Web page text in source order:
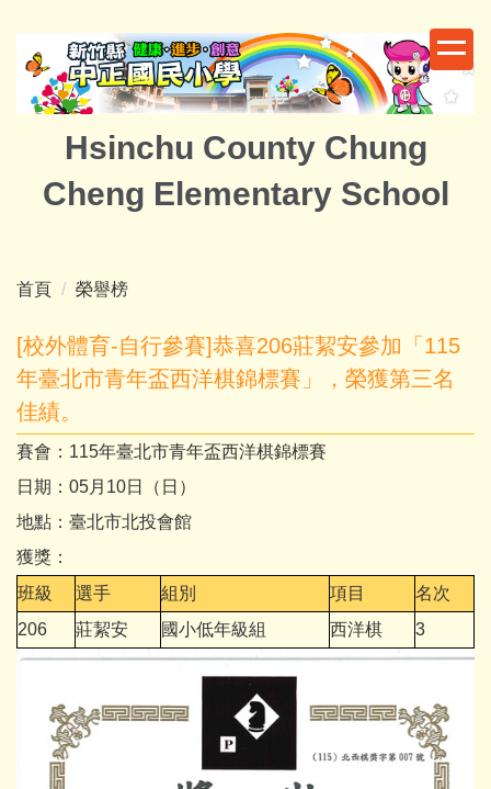
主
Hsinchu County Chung
Cheng Elementary School
首頁 榮譽榜
[校外體育-自行參賽]恭喜206莊絜安參加「115
年臺北市青年盃西洋棋錦標賽」，榮獲第三名
佳績。
賽會： 115年臺北市青年盃西洋棋錦標賽
日期： 05月 10日（日）
地點：臺北市北投會館
獲獎：
班級
選手 組別 項目
名次
206
莊絜安 國小低年級組 西洋棋 3